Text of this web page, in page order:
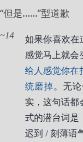
“但是……”型道歉
14
如果你喜欢
感觉马上就会
给人感觉你在
统磨掉。无
实，这句话都
式的潜台词是
迟到 / 刻薄语